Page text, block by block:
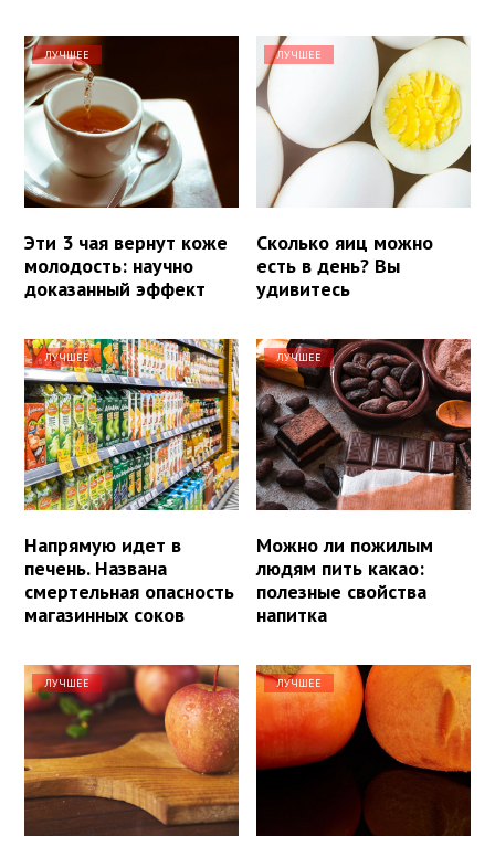
ЛУЧШЕЕ
Эти 3 чая вернут коже
молодость: научно
доказанный эффект
ЛУЧШЕЕ
Сколько яиц можно
есть в день? Вы
удивитесь
ЛУЧШЕЕ
Напрямую идет в
печень. Названа
смертельная опасность
магазинных соков
ЛУЧШЕЕ
Можно ли пожилым
людям пить какао:
полезные свойства
напитка
ЛУЧШЕЕ ЛУЧШЕЕ